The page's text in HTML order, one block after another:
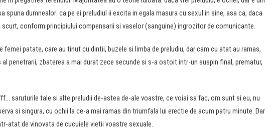
spuna dumnealor: ca pe ei preludiul ii excita in egala masura cu sexul in sine, asa ca, daca
scurt, conform principiului compensarii si vaselor (sanguine) ingrozitor de comunicante.
femei patate, care au tinut cu dintii, buzele si limba de preludiu, dar cam cu atat au ramas,
penetrarii, zbaterea a mai durat zece secunde si s-a ostoit intr-un suspin final, prematur,
saruturile tale si alte preludii de-astea de-ale voastre, ce voiai sa fac, om sunt si eu, nu
si singura, cu ochii la ce-a mai ramas din triumfala lui erectie de acum patru minute. Dar
atat de vinovata de cucuiele vietii voastre sexuale.